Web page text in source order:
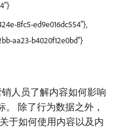
8fc5-ed9e016dc554"},
aa23-b4020f12e0bd"}
人员了解内容如何影响
除了行为数据之外，
于如何使用内容以及内